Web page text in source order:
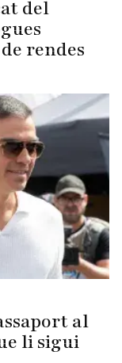
del
rendes
al
li sigui